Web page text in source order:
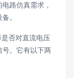
路仿真需求，
。
否对直流电压
号。它有以下两